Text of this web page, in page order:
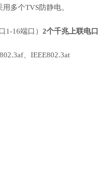
多个TVS防静电。
1-16端口） 2个千兆上联电口
、IEEE802.3at